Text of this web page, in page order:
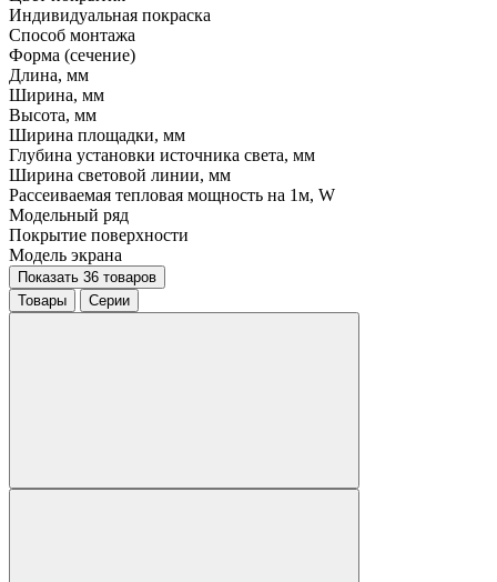
Индивидуальная покраска
Способ монтажа
Форма (сечение)
Длина, мм
Ширина, мм
Высота, мм
Ширина площадки, мм
Глубина установки источника света, мм
Ширина световой линии, мм
Рассеиваемая тепловая мощность на 1м, W
Модельный ряд
Покрытие поверхности
Модель экрана
Показать 36 товаров
Товары
Серии